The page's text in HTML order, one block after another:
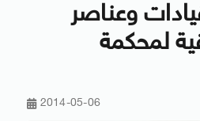
من قيادات وعناصر
لمحكمة
2014-05-06